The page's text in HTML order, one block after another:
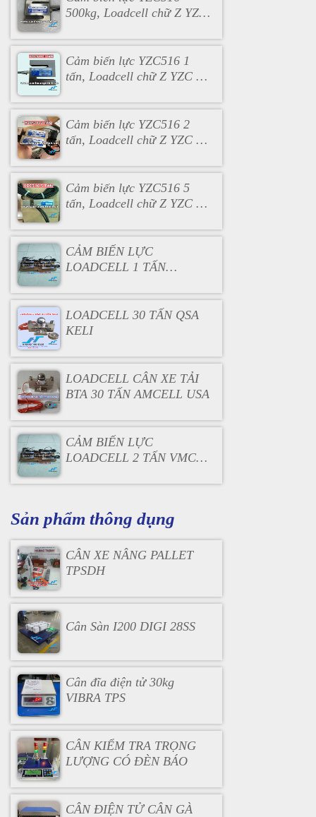
500kg, Loadcell chữ Z YZC
Cảm biến lực YZC516 1
tấn, Loadcell chữ Z YZC 1
Cảm biến lực YZC516 2
tấn, Loadcell chữ Z YZC 2
Cảm biến lực YZC516 5
tấn, Loadcell chữ Z YZC 5
CẢM BIẾN LỰC
LOADCELL 1 TẤN
LOADCELL 30 TẤN QSA
KELI
LOADCELL CÂN XE TẢI
BTA 30 TẤN AMCELL USA
CẢM BIẾN LỰC
LOADCELL 2 TẤN VMC
Sản phẩm thông dụng
CÂN XE NÂNG PALLET
TPSDH
Cân Sàn I200 DIGI 28SS
Cân đĩa điện tử 30kg
VIBRA TPS
CÂN KIỂM TRA TRỌNG
LƯỢNG CÓ ĐÈN BÁO
CÂN ĐIỆN TỬ CÂN GÀ